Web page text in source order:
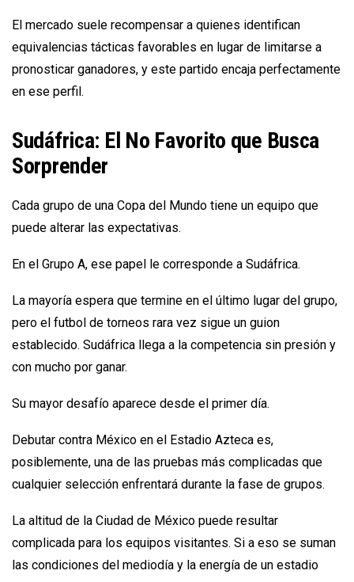
El mercado suele recompensar a quienes identifican
equivalencias tácticas favorables en lugar de limitarse a
pronosticar ganadores, y este partido encaja perfectamente
en ese perfil.
Sudáfrica: El No Favorito que Busca
Sorprender
Cada grupo de una Copa del Mundo tiene un equipo que
puede alterar las expectativas.
En el Grupo A, ese papel le corresponde a Sudáfrica.
La mayoría espera que termine en el último lugar del grupo,
pero el futbol de torneos rara vez sigue un guion
establecido. Sudáfrica llega a la competencia sin presión y
con mucho por ganar.
Su mayor desafío aparece desde el primer día.
Debutar contra México en el Estadio Azteca es,
posiblemente, una de las pruebas más complicadas que
cualquier selección enfrentará durante la fase de grupos.
La altitud de la Ciudad de México puede resultar
complicada para los equipos visitantes. Si a eso se suman
las condiciones del mediodía y la energía de un estadio